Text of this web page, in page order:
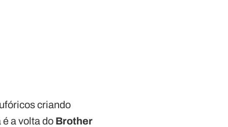
criando
a volta do Brother